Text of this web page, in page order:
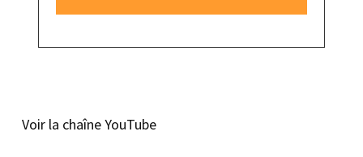
Voir la chaîne YouTube